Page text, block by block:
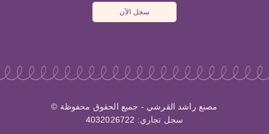
سجل الآن
مصنع راشد القرشي - جميع الحقوق محفوظة ©
سجل تجاري: 4032026722